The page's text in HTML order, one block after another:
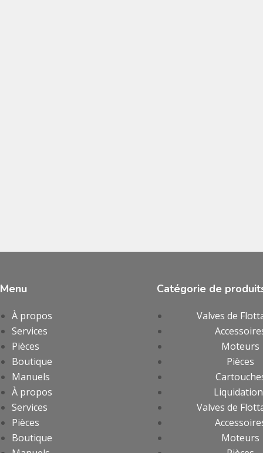
Menu
À propos
Services
Pièces
Boutique
Manuels
À propos
Services
Pièces
Boutique
Catégorie de
Valves de
Moteurs
Pièces
Valves de
Moteurs